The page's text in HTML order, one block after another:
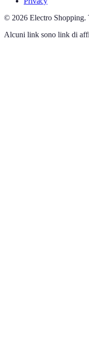
© 2026 Electro Shopping.
Alcuni link sono link di